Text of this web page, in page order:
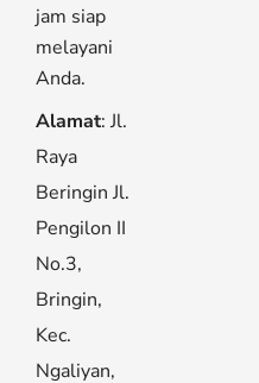
jam siap
melayani
Anda.
Alamat: Jl.
Raya
Beringin Jl.
Pengilon II
No.3,
Bringin,
Kec.
Ngaliyan,